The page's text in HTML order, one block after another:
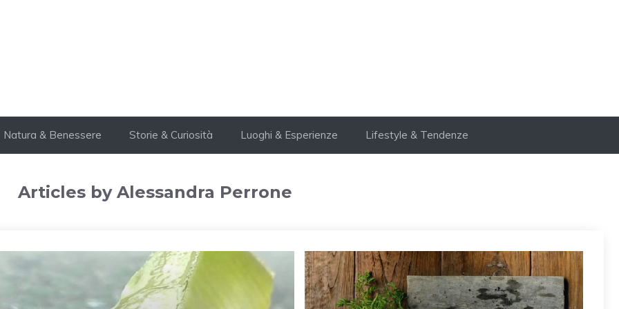
Natura & Benessere Storie & Curiosità Luoghi & Esperienze Lifestyle & Tendenze
Articles by Alessandra Perrone